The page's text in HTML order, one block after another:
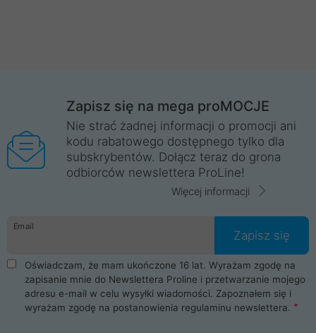
Zapisz się na mega proMOCJE
Nie strać żadnej informacji o promocji ani
kodu rabatowego dostępnego tylko dla
subskrybentów. Dołącz teraz do grona
odbiorców newslettera ProLine!
Więcej informacji
Email
Zapisz się
Oświadczam, że mam ukończone 16 lat. Wyrażam zgodę na
zapisanie mnie do Newslettera Proline i przetwarzanie mojego
adresu e-mail w celu wysyłki wiadomości. Zapoznałem się i
wyrażam zgodę na postanowienia regulaminu newslettera.